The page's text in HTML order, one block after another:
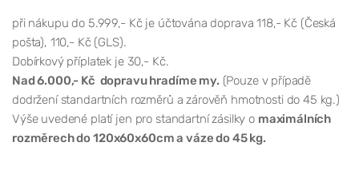
při nákupu do 5.999,- Kč je účtována doprava 118,- Kč (Česká
pošta), 110,- Kč (GLS).
Dobírkový příplatek je 30,- Kč.
Nad 6.000,- Kč dopravu hradíme my. (Pouze v případě
dodržení standartních rozměrů a zárověň hmotnosti do 45 kg.)
Výše uvedené platí jen pro standartní zásilky o maximálních
rozměrech do 120x60x60cm a váze do 45 kg.